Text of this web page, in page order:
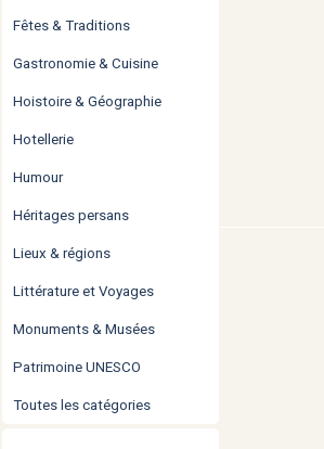
Fêtes & Traditions
Gastronomie & Cuisine
Hoistoire & Géographie
Hotellerie
Humour
Héritages persans
Lieux & régions
Littérature et Voyages
Monuments & Musées
Patrimoine UNESCO
Toutes les catégories